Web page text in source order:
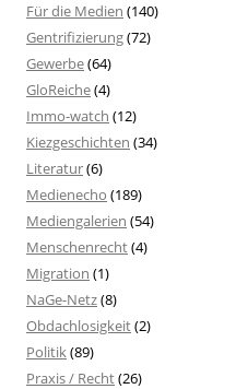
Für die Medien (140)
Gentrifizierung(72)
Gewerbe(64)
GloReiche(4)
Immo-watch (12)
Kiezgeschichten (34)
Literatur(6)
Medienecho (189)
Mediengalerien (54)
Menschenrecht(4)
Migration (1)
NaGe-Netz(8)
Obdachlosigkeit(2)
Politik(89)
Praxis / Recht(26)